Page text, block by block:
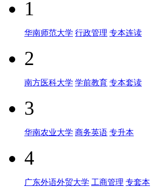
1
华南师范大学 行政管理 专本连读
2
南方医科大学 学前教育 专本套读
3
华南农业大学 商务英语 专升本
4
广东外语外贸大学 工商管理 专套本